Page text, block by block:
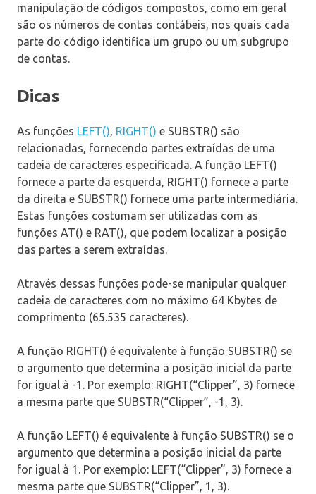
manipulação de códigos compostos, como em geral
são os números de contas contábeis, nos quais cada
parte do código identifica um grupo ou um subgrupo
de contas.
Dicas
As funções LEFT(), RIGHT() e SUBSTR() são
relacionadas, fornecendo partes extraídas de uma
cadeia de caracteres especificada. A função LEFT()
fornece a parte da esquerda, RIGHT() fornece a parte
da direita e SUBSTR() fornece uma parte intermediária.
Estas funções costumam ser utilizadas com as
funções AT() e RAT(), que podem localizar a posição
das partes a serem extraídas.
Através dessas funções pode-se manipular qualquer
cadeia de caracteres com no máximo 64 Kbytes de
comprimento (65.535 caracteres).
A função RIGHT() é equivalente à função SUBSTR() se
o argumento que determina a posição inicial da parte
for igual à -1. Por exemplo: RIGHT(“Clipper”, 3) fornece
a mesma parte que SUBSTR(“Clipper”, -1, 3).
A função LEFT() é equivalente à função SUBSTR() se o
argumento que determina a posição inicial da parte
for igual à 1. Por exemplo: LEFT(“Clipper”, 3) fornece a
mesma parte que SUBSTR(“Clipper”, 1, 3).